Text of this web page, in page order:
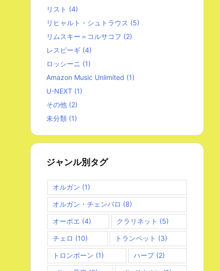
リスト (4)
リヒャルト・シュトラウス (5)
リムスキー＝コルサコフ (2)
レスピーギ (4)
ロッシーニ (1)
Amazon Music Unlimited (1)
U-NEXT (1)
その他 (2)
未分類 (1)
ジャンル別タグ
オルガン (1)
オルガン・チェンバロ (8)
オーボエ (4) クラリネット (5)
チェロ (10) トランペット (3)
トロンボーン (1) ハープ(2)